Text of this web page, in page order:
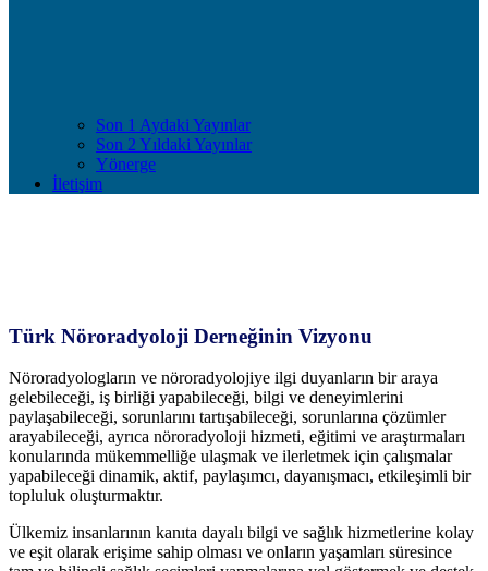
Son 1 Aydaki Yayınlar
Son 2 Yıldaki Yayınlar
Yönerge
İletişim
Türk Nöroradyoloji Derneğinin Vizyonu
Nöroradyologların ve nöroradyolojiye ilgi duyanların bir araya
gelebileceği, iş birliği yapabileceği, bilgi ve deneyimlerini
paylaşabileceği, sorunlarını tartışabileceği, sorunlarına çözümler
arayabileceği, ayrıca nöroradyoloji hizmeti, eğitimi ve araştırmaları
konularında mükemmelliğe ulaşmak ve ilerletmek için çalışmalar
yapabileceği dinamik, aktif, paylaşımcı, dayanışmacı, etkileşimli bir
topluluk oluşturmaktır.
Ülkemiz insanlarının kanıta dayalı bilgi ve sağlık hizmetlerine kolay
ve eşit olarak erişime sahip olması ve onların yaşamları süresince